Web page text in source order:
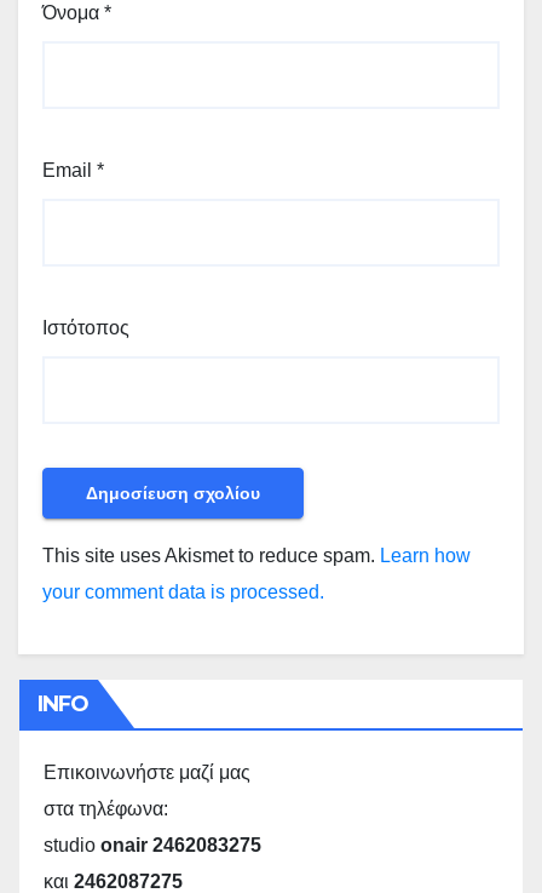
Όνομα *
Email *
Ιστότοπος
This site uses Akismet to reduce spam. Learn how
your comment data is processed.
INFO
Επικοινωνήστε μαζί μας
στα τηλέφωνα:
studio onair 2462083275
και 2462087275